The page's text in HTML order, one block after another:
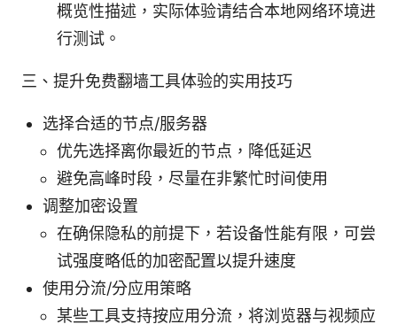
概览性描述，实际体验请结合本地网络环境进
行测试。
三、提升免费翻墙工具体验的实用技巧
选择合适的节点/服务器
优先选择离你最近的节点，降低延迟
避免高峰时段，尽量在非繁忙时间使用
调整加密设置
在确保隐私的前提下，若设备性能有限，可尝
试强度略低的加密配置以提升速度
使用分流/分应用策略
某些工具支持按应用分流，将浏览器与视频应